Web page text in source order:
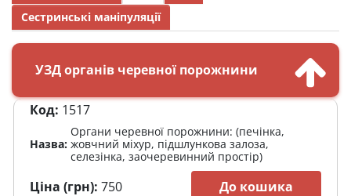
Сестринські маніпуляції
УЗД органів черевної порожнини
Код: 1517
Назва:
Органи черевної порожнини: (печінка,
жовчний міхур, підшлункова залоза,
селезінка, заочеревинний простір)
Ціна (грн): 750
До кошика